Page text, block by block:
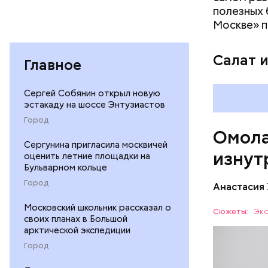
Главное
Сергей Собянин открыл новую
эстакаду на шоссе Энтузиастов
Город
Сергунина пригласила москвичей
оценить летние площадки на
Бульварном кольце
Город
Московский школьник рассказал о
своих планах в Большой
арктической экспедиции
Город
полезных
Москве»
Салат
Сюжеты:
Дыня
плода.
ряда
лютеин
наше
калий
По
щавель в